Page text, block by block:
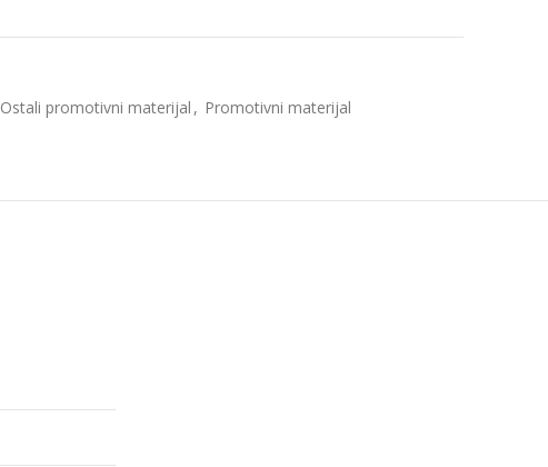
Ostali promotivni materijal , Promotivni materijal